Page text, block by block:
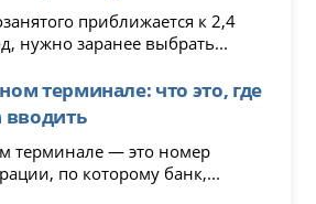
приближается к 2,4
нужно заранее выбрать...
терминале: что это, где
вводить
терминале — это номер
по которому банк,...